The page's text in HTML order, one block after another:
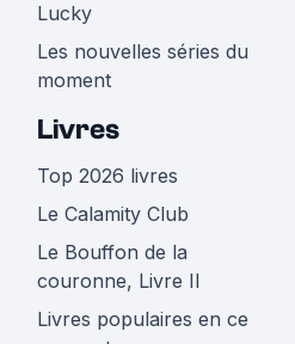
Lucky
Les nouvelles séries du
moment
Livres
Top 2026 livres
Le Calamity Club
Le Bouffon de la
couronne, Livre II
Livres populaires en ce